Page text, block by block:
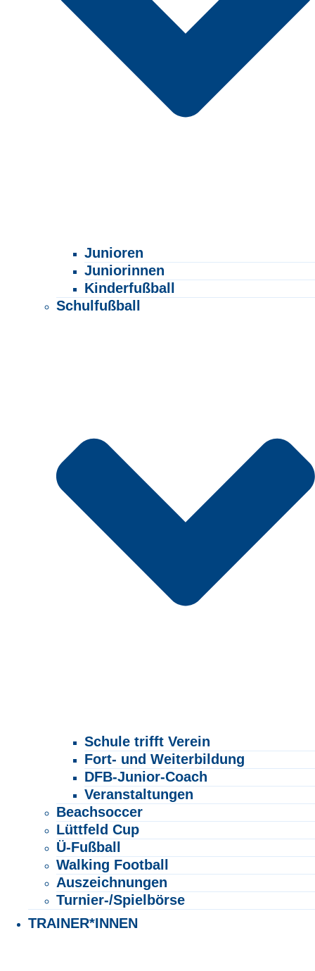
Junioren
Juniorinnen
Kinderfußball
Schulfußball
Schule trifft Verein
Fort- und Weiterbildung
DFB-Junior-Coach
Veranstaltungen
Beachsoccer
Lüttfeld Cup
Ü-Fußball
Walking Football
Auszeichnungen
Turnier-/Spielbörse
TRAINER*INNEN